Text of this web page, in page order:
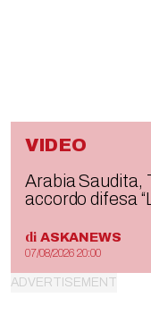
VIDEO
Arabia Saudita,
accordo difesa
di ASKANEWS
07/08/2026 20:00